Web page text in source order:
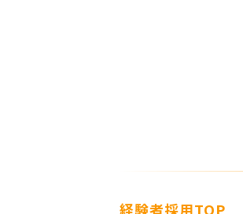
経験者採用TOP